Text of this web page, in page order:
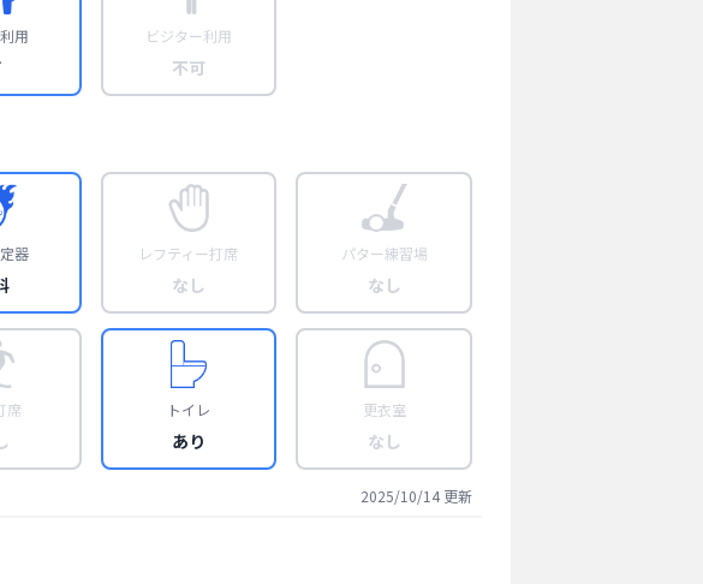
用 ビジター利用
不可
器 レフティー打席
なし
パター練習場
なし
席 トイレ
あり
更衣室
なし
2025/10/14 更新